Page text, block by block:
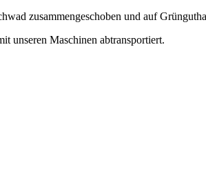
zusammengeschoben und auf
unseren Maschinen abtransportiert.